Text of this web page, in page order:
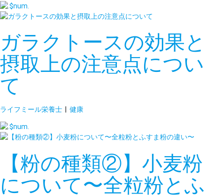
ガラクトースの効果と
摂取上の注意点につい
て
ライフミール栄養士 健康
【粉の種類②】小麦粉
について〜全粒粉とふ